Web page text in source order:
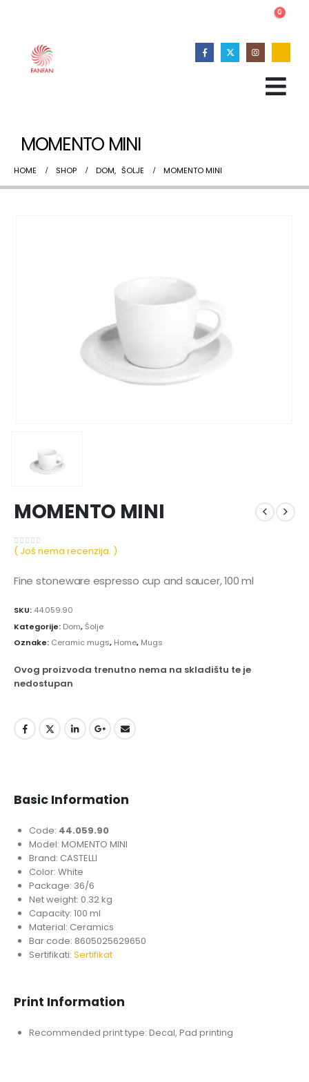
0
MOMENTO MINI
HOME SHOP DOM, ŠOLJE MOMENTO MINI
MOMENTO MINI
0 out of 5
( Još nema recenzija. )
Fine stoneware espresso cup and saucer, 100 ml
SKU: 44.059.90
Kategorije: Dom,Šolje
Oznake: Ceramic mugs, Home, Mugs
Ovog proizvoda trenutno nema na skladištu te je
nedostupan
Basic Information
Code: 44.059.90
Model: MOMENTO MINI
Brand: CASTELLI
Color: White
Package: 36/6
Net weight: 0.32 kg
Capacity: 100 ml
Material: Ceramics
Bar code: 8605025629650
Sertifikati:Sertifikat
Print Information
Recommended print type: Decal, Pad printing